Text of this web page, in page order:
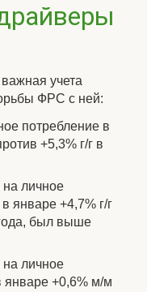
учета
ФРС с ней:
потребление в
+5,3% г/г в
на личное
январе +4,7% г/г
был выше
на личное
+0,6% м/м